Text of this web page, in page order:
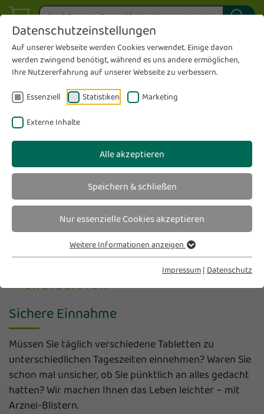
Datenschutzeinstellungen
Auf unserer Webseite werden Cookies verwendet. Einige davon
werden zwingend benötigt, während es uns andere ermöglichen,
Ihre Nutzererfahrung auf unserer Webseite zu verbessern.
Essenziell Statistiken Marketing
Externe Inhalte
Alle akzeptieren
Speichern & schließen
Nur essenzielle Cookies akzeptieren
Weitere Informationen anzeigen
Impressum | Datenschutz
ARZNEIBLISTER
Sichere Einnahme
Müssen Sie täglich verschiedene Tabletten zu
unterschiedlichen Tageszeiten einnehmen? Waren Sie
schon mal unsicher, ob Sie pünktlich an alles gedacht
hatten? Wir machen Ihnen das Leben leichter – mit
Arznei-Blistern.